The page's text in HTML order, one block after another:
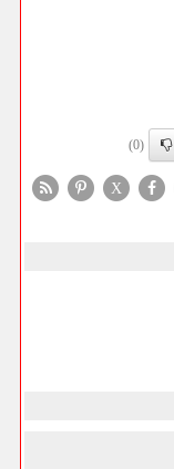
(0)
X